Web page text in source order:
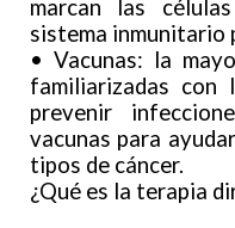
marcan las
sistema inmunitario
• Vacunas: la
familiarizadas con
prevenir
vacunas para
tipos de cáncer.
¿Qué es la terapia